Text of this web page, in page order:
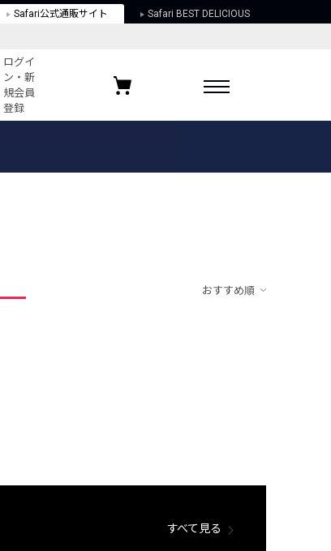
Safari公式通販サイト Safari BEST DELICIOUS
ログイ
ン・新
規会員
登録
お気に入りブランド
おすすめ順
すべて見る